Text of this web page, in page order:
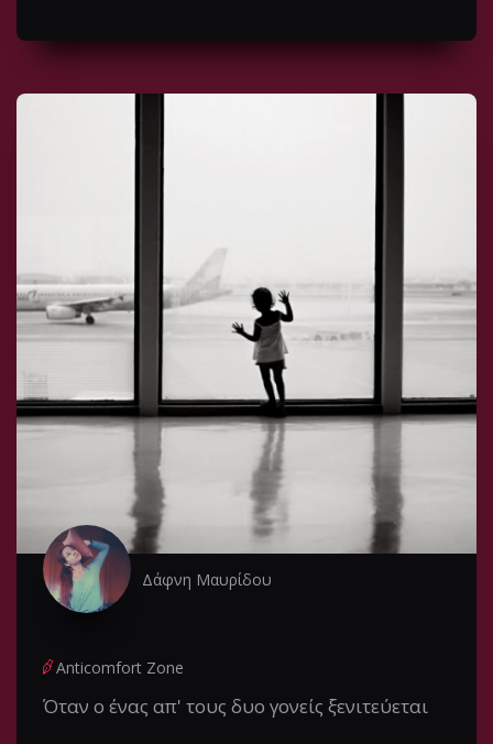
Δάφνη Μαυρίδου
Anticomfort Zone
Όταν ο ένας απ' τους δυο γονείς ξενιτεύεται